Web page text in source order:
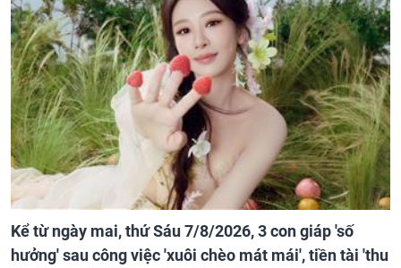
Kể từ ngày mai, thứ Sáu 7/8/2026, 3 con giáp 'số
hưởng' sau công việc 'xuôi chèo mát mái', tiền tài 'thu